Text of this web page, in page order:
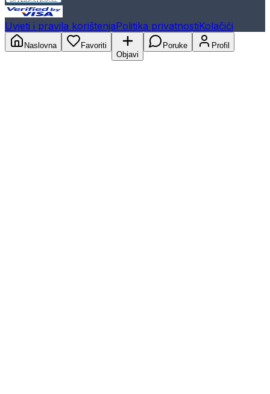
Uvjeti i pravila korištenjaPolitika privatnostiKolačići
Naslovna
Favoriti
Objavi
Poruke Profil